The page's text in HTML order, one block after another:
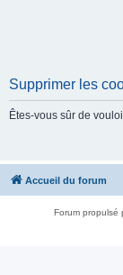
Supprimer les
Êtes-vous sûr de
Accueil du forum
Forum propulsé